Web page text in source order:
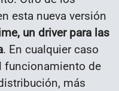
esta nueva versión
un driver para las
. En cualquier caso
funcionamiento de
más